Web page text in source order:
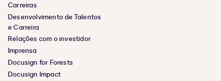
Carreiras
Desenvolvimento de Talentos
e Carreira
Relações com o investidor
Imprensa
Docusign for Forests
Docusign Impact